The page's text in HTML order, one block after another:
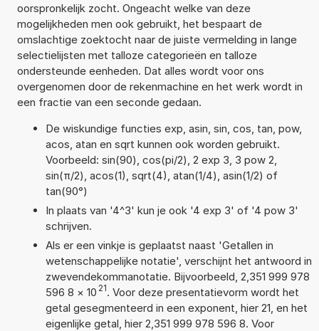
oorspronkelijk zocht. Ongeacht welke van deze
mogelijkheden men ook gebruikt, het bespaart de
omslachtige zoektocht naar de juiste vermelding in lange
selectielijsten met talloze categorieën en talloze
ondersteunde eenheden. Dat alles wordt voor ons
overgenomen door de rekenmachine en het werk wordt in
een fractie van een seconde gedaan.
De wiskundige functies exp, asin, sin, cos, tan, pow,
acos, atan en sqrt kunnen ook worden gebruikt.
Voorbeeld: sin(90), cos(pi/2), 2 exp 3, 3 pow 2,
sin(π/2), acos(1), sqrt(4), atan(1/4), asin(1/2) of
tan(90°)
In plaats van '4^3' kun je ook '4 exp 3' of '4 pow 3'
schrijven.
Als er een vinkje is geplaatst naast 'Getallen in
wetenschappelijke notatie', verschijnt het antwoord in
zwevendekommanotatie. Bijvoorbeeld, 2,351 999 978
596 8 × 10 21. Voor deze presentatievorm wordt het
getal gesegmenteerd in een exponent, hier 21, en het
eigenlijke getal, hier 2,351 999 978 596 8. Voor